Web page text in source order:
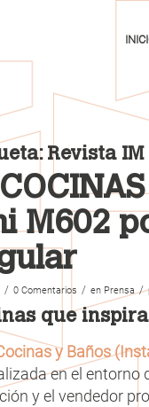
Revista IM
M602
/ 0 Comentarios / en Prensa /
que
y Baños
en el entorno
y el vendedor